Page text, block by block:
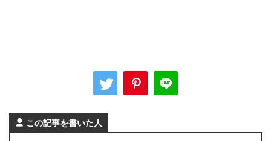
この記事を書いた人